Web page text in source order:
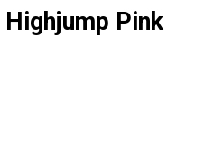
Highjump Pink